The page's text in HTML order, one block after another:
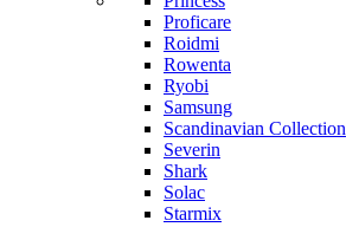
Proficare
Roidmi
Rowenta
Ryobi
Samsung
Scandinavian Collection
Severin
Shark
Solac
Starmix